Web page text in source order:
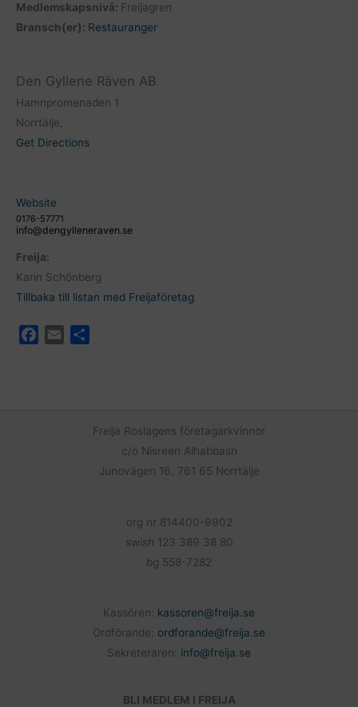
Medlemskapsnivå: Freijagren
Bransch(er): Restauranger
Den Gyllene Räven AB
Hamnpromenaden 1
Norrtälje,
Get Directions
Website
0176-57771
info@dengylleneraven.se
Freija:
Karin Schönberg
Tillbaka till listan med Freijaföretag
Freija Roslagens företagarkvinnor
c/o Nisreen Alhabbash
Junovägen 16, 761 65 Norrtälje
org nr 814400-9902
swish 123 389 38 80
bg 558-7282
Kassören: kassoren@freija.se
Ordförande: ordforande@freija.se
Sekreteraren: info@freija.se
BLI MEDLEM I FREIJA